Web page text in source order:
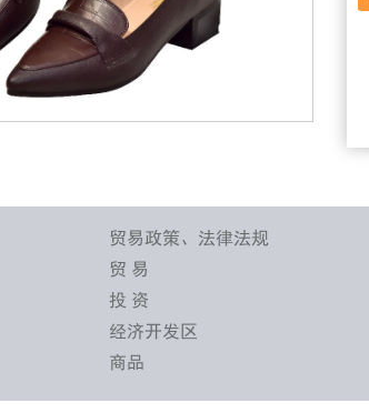
贸易政策、法律法规
贸 易
投 资
经济开发区
商品